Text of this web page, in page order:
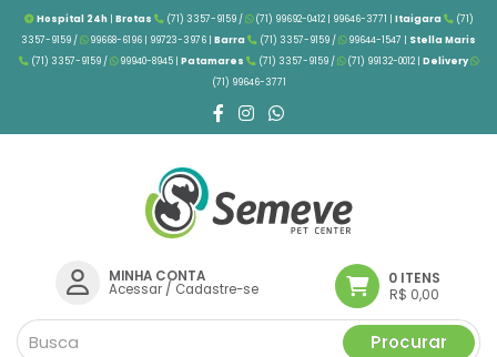
Hospital 24h| Brotas (71) 3357-9159 / (71) 99692-0412 | 99646-3771 | Itaigara
(71)
3357-9159 /
99668-6196 | 99723-3976 | Barra (71) 3357-9159 / 99644-1547 | Stella Maris
(71) 3357-9159 /
99940-8945 | Patamares (71) 3357-9159 / (71) 99132-0012 | Delivery
(71) 99646-3771
MINHA CONTA
Acessar/ Cadastre-se
0 ITENS
R$ 0,00
Procurar